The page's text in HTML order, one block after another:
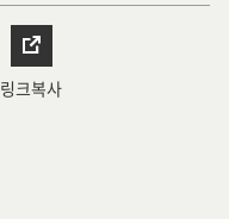
링크복사